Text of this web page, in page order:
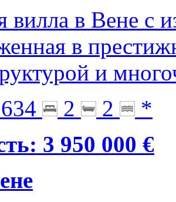
вилла в Вене с
в
и
634 2 2
*
3 950 000 €